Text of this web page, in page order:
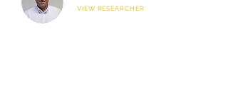
VIEW RESEARCHER